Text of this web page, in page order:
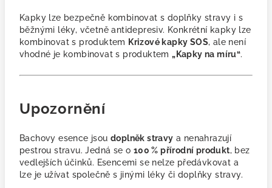
Kapky lze bezpečně kombinovat s doplňky stravy i s
běžnými léky, včetně antidepresiv. Konkrétní kapky lze
kombinovat s produktem Krizové kapky SOS, ale není
vhodné je kombinovat s produktem „Kapky na míru“.
Upozornění
Bachovy esence jsou doplněk stravy a nenahrazují
pestrou stravu. Jedná se o 100 % přírodní produkt, bez
vedlejších účinků. Esencemi se nelze předávkovat a
lze je užívat společně s jinými léky či doplňky stravy.